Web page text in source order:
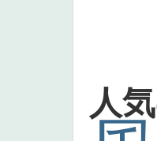
人